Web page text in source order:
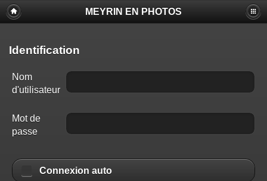
MEYRIN EN PHOTOS
Identification
Nom
d'utilisateur
Mot de
passe
Connexion auto